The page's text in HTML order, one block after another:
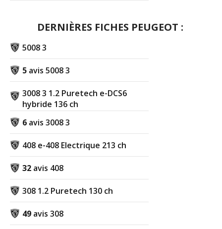
DERNIÈRES FICHES PEUGEOT :
5008 3
5 avis 5008 3
3008 3 1.2 Puretech e-DCS6
hybride 136 ch
6 avis 3008 3
408 e-408 Electrique 213 ch
32 avis 408
308 1.2 Puretech 130 ch
49 avis 308